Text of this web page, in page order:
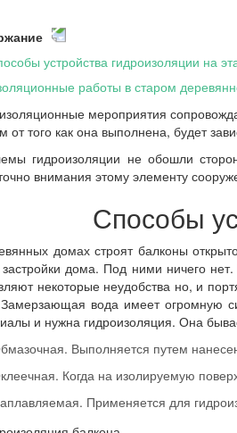
устройства гидроизоляции на
работы в старом
мероприятия
от того как она выполнена, будет
гидроизоляции не обошли
внимания этому элементу
Способы
домах строят балконы
застройки дома. Под ними ничего
некоторые неудобства но, и
вода имеет огромную
и нужна гидроизоляция. Она
Выполняется путем
Когда на изолируемую
Применяется для